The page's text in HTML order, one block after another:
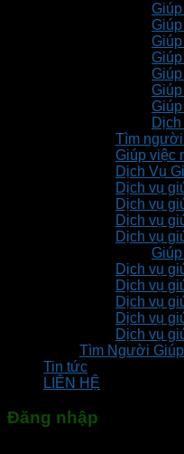
Tìm người
Giúp việc
Dịch Vụ
Dịch vụ
Dịch vụ
Dịch vụ
Dịch vụ
Dịch vụ
Dịch vụ
Dịch vụ
Dịch vụ
Dịch vụ
Tìm Người
Tin tức
LIÊN HỆ
Đăng nhập